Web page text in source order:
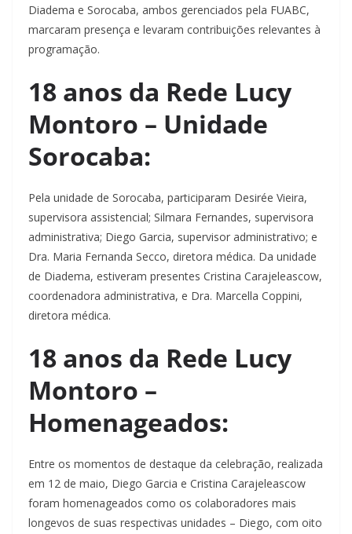
Diadema e Sorocaba, ambos gerenciados pela FUABC,
marcaram presença e levaram contribuições relevantes à
programação.
18 anos da Rede Lucy
Montoro – Unidade
Sorocaba:
Pela unidade de Sorocaba, participaram Desirée Vieira,
supervisora assistencial; Silmara Fernandes, supervisora
administrativa; Diego Garcia, supervisor administrativo; e
Dra. Maria Fernanda Secco, diretora médica. Da unidade
de Diadema, estiveram presentes Cristina Carajeleascow,
coordenadora administrativa, e Dra. Marcella Coppini,
diretora médica.
18 anos da Rede Lucy
Montoro –
Homenageados:
Entre os momentos de destaque da celebração, realizada
em 12 de maio, Diego Garcia e Cristina Carajeleascow
foram homenageados como os colaboradores mais
longevos de suas respectivas unidades – Diego, com oito